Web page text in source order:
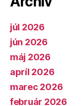
júl 2026
jún 2026
máj 2026
apríl 2026
marec 2026
február 2026